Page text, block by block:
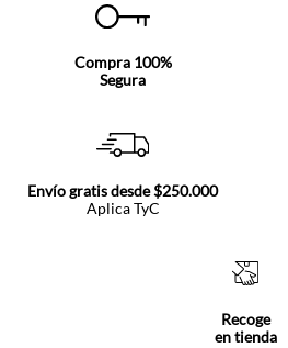
Compra 100%
Segura
Envío gratis desde $250.000
Aplica TyC
Recoge
en tienda